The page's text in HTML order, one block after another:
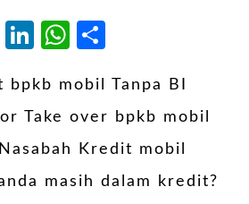
Blogger
LinkedIn
WhatsApp
mobil Tanpa BI
Take over bpkb mobil
Kredit mobil
masih dalam kredit?